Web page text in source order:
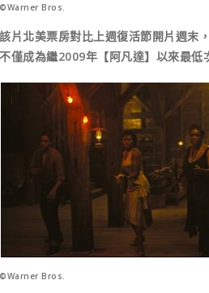
©Warner Bros.
該片北美票房對比上週復活節開片週末
不僅成為繼2009年【阿凡達】以來最低
©Warner Bros.